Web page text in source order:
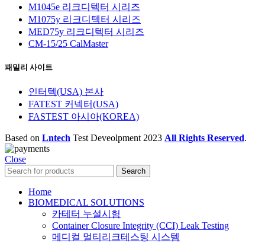
M1045e 리크디텍터 시리즈
M1075y 리크디텍터 시리즈
MED75y 리크디텍터 시리즈
CM-15/25 CalMaster
패밀리 사이트
인터텍(USA) 본사
FATEST 커넥터(USA)
FASTEST 아시아(KOREA)
Based on Lntech Test Deveolpment 2023 All Rights Reserved.
Close
Search
Home
BIOMEDICAL SOLUTIONS
카테터 누설시험
Container Closure Integrity (CCI) Leak Testing
메디컬 멀티리크테스팅 시스템